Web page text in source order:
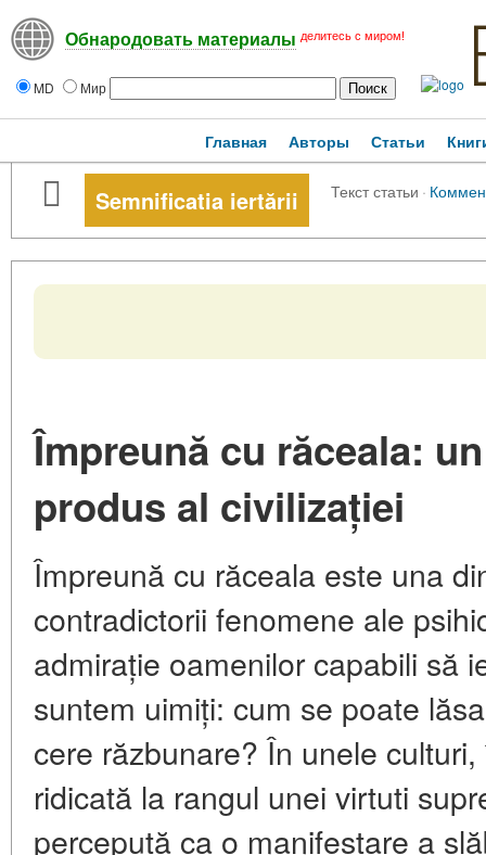
Обнародовать материалы делитесь с миром!
MD Мир
Главная Авторы Статьи
Semnificatia iertării Текст статьи ·
Împreună cu răceala:
produs al civilizației
Împreună cu răceala este una
contradictorii fenomene ale
admirație oamenilor capabili să
suntem uimiți: cum se poate
cere răzbunare? În unele
ridicată la rangul unei virtuti
percepută ca o manifestare a